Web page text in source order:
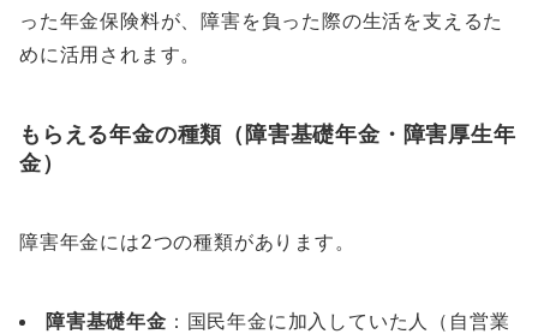
った年金保険料が、障害を負った際の生活を支えるた
めに活用されます。
もらえる年金の種類（障害基礎年金・障害厚生年
金）
障害年金には2つの種類があります。
障害基礎年金 ：国民年金に加入していた人（自営業